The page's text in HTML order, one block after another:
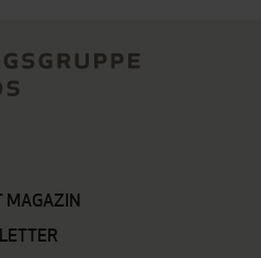
MAGAZIN